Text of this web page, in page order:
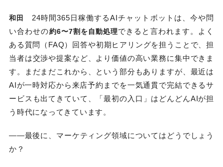
和田
24時間365日稼働するAIチャットボットは、今や問
い合わせの約6〜7割を自動処理できると言われます。よく
ある質問（FAQ）回答や初期ヒアリングを担うことで、担
当者は交渉や提案など、より価値の高い業務に集中できま
す。まだまだこれから、という部分もありますが、最近は
AIが一時対応から来店予約までを一気通貫で完結できるサ
ービスも出てきていて、「最初の入口」はどんどんAIが担
う時代になってきています。
――最後に、マーケティング領域についてはどうでしょう
か？